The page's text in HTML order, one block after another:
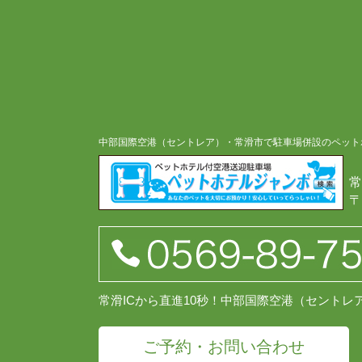
中部国際空港（セントレア）・常滑市で駐車場併設のペッ
常滑ICから直進10秒！中部国際空港（セントレ
ご予約・お問い合わせ